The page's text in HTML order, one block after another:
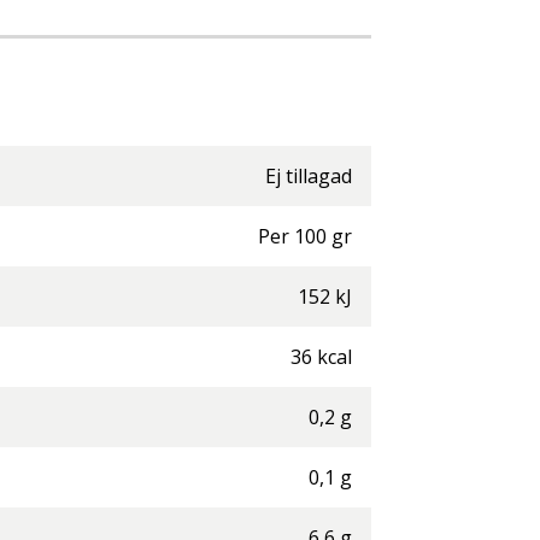
Ej tillagad
Per 100 gr
152 kJ
36 kcal
0,2 g
0,1 g